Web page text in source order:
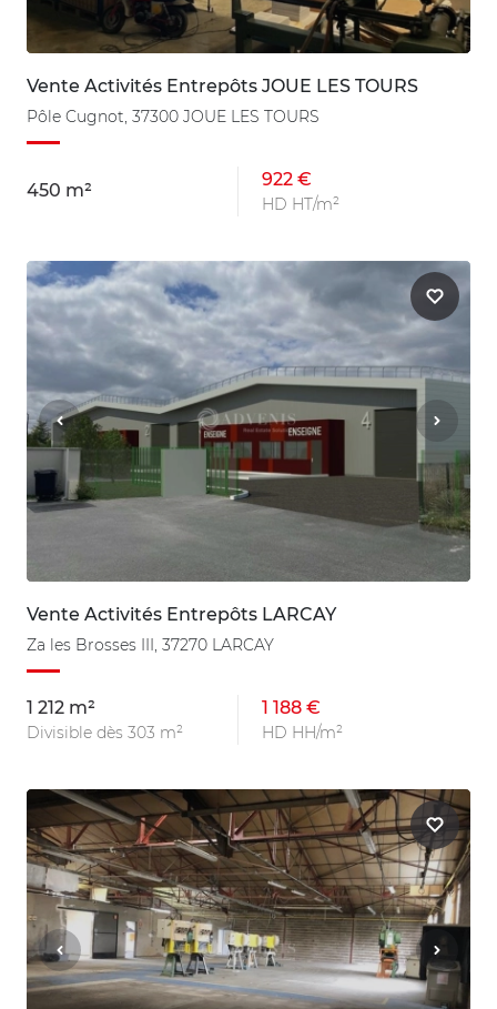
Vente Activités Entrepôts JOUE LES TOURS
Pôle Cugnot, 37300 JOUE LES TOURS
450 m²
922 €
HD HT/m²
Vente Activités Entrepôts LARCAY
Za les Brosses III, 37270 LARCAY
1 212 m²
Divisible dès 303 m²
1 188 €
HD HH/m²